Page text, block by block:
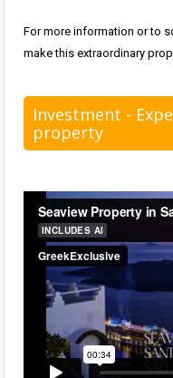
For more information or to
make this extraordinary
Investment -
property